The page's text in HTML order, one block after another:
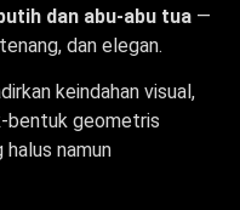
dan abu-abu tua —
dan elegan.
keindahan visual,
bentuk geometris
namun